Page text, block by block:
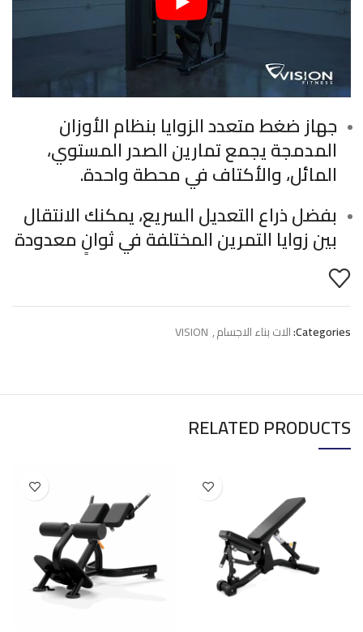
جهاز ضغط متعدد الزوايا بنظام الأوزان
المدمجة يجمع تمارين الصدر المستوي،
المائل، والأكتاف في محطة واحدة.
بفضل ذراع التعديل السريع، يمكنك الانتقال
بين زوايا التمرين المختلفة في ثوانٍ معدودة
Categories: الات بناء الاجسام,
VISION
RELATED PRODUCTS